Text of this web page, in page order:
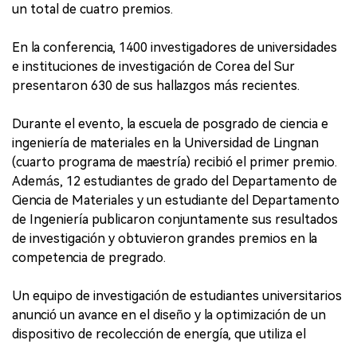
un total de cuatro premios.
En la conferencia, 1400 investigadores de universidades
e instituciones de investigación de Corea del Sur
presentaron 630 de sus hallazgos más recientes.
Durante el evento, la escuela de posgrado de ciencia e
ingeniería de materiales en la Universidad de Lingnan
(cuarto programa de maestría) recibió el primer premio.
Además, 12 estudiantes de grado del Departamento de
Ciencia de Materiales y un estudiante del Departamento
de Ingeniería publicaron conjuntamente sus resultados
de investigación y obtuvieron grandes premios en la
competencia de pregrado.
Un equipo de investigación de estudiantes universitarios
anunció un avance en el diseño y la optimización de un
dispositivo de recolección de energía, que utiliza el